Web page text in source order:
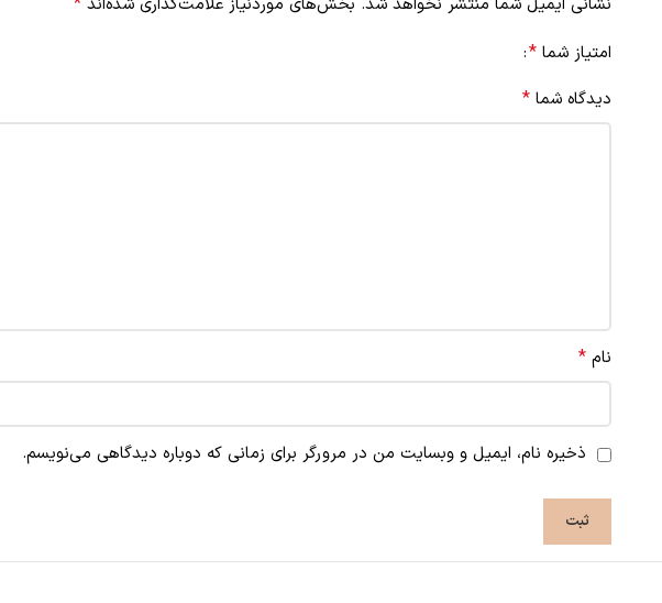
امتیاز شما *
دیدگاه شما *
نام *
ذخیره نام، ایمیل و وبسایت من در مرورگر برای زمانی که دوباره دیدگاهی می‌نویسم.